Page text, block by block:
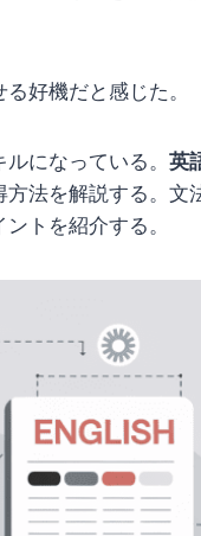
好機だと感じた。
ルになっている。英
法を解説する。文
トを紹介する。